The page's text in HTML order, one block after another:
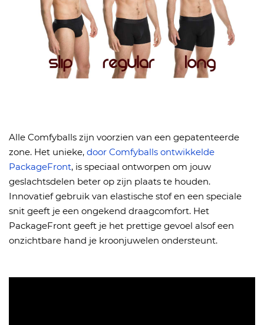
Alle Comfyballs zijn voorzien van een gepatenteerde
zone. Het unieke, door Comfyballs ontwikkelde
PackageFront, is speciaal ontworpen om jouw
geslachtsdelen beter op zijn plaats te houden.
Innovatief gebruik van elastische stof en een speciale
snit geeft je een ongekend draagcomfort. Het
PackageFront geeft je het prettige gevoel alsof een
onzichtbare hand je kroonjuwelen ondersteunt.